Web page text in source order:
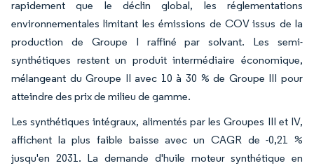
rapidement que le déclin global, les réglementations
environnementales limitant les émissions de COV issus de la
production de Groupe I raffiné par solvant. Les semi-
synthétiques restent un produit intermédiaire économique,
mélangeant du Groupe II avec 10 à 30 % de Groupe III pour
atteindre des prix de milieu de gamme.
Les synthétiques intégraux, alimentés par les Groupes III et IV,
affichent la plus faible baisse avec un CAGR de -0,21 %
jusqu'en 2031. La demande d'huile moteur synthétique en